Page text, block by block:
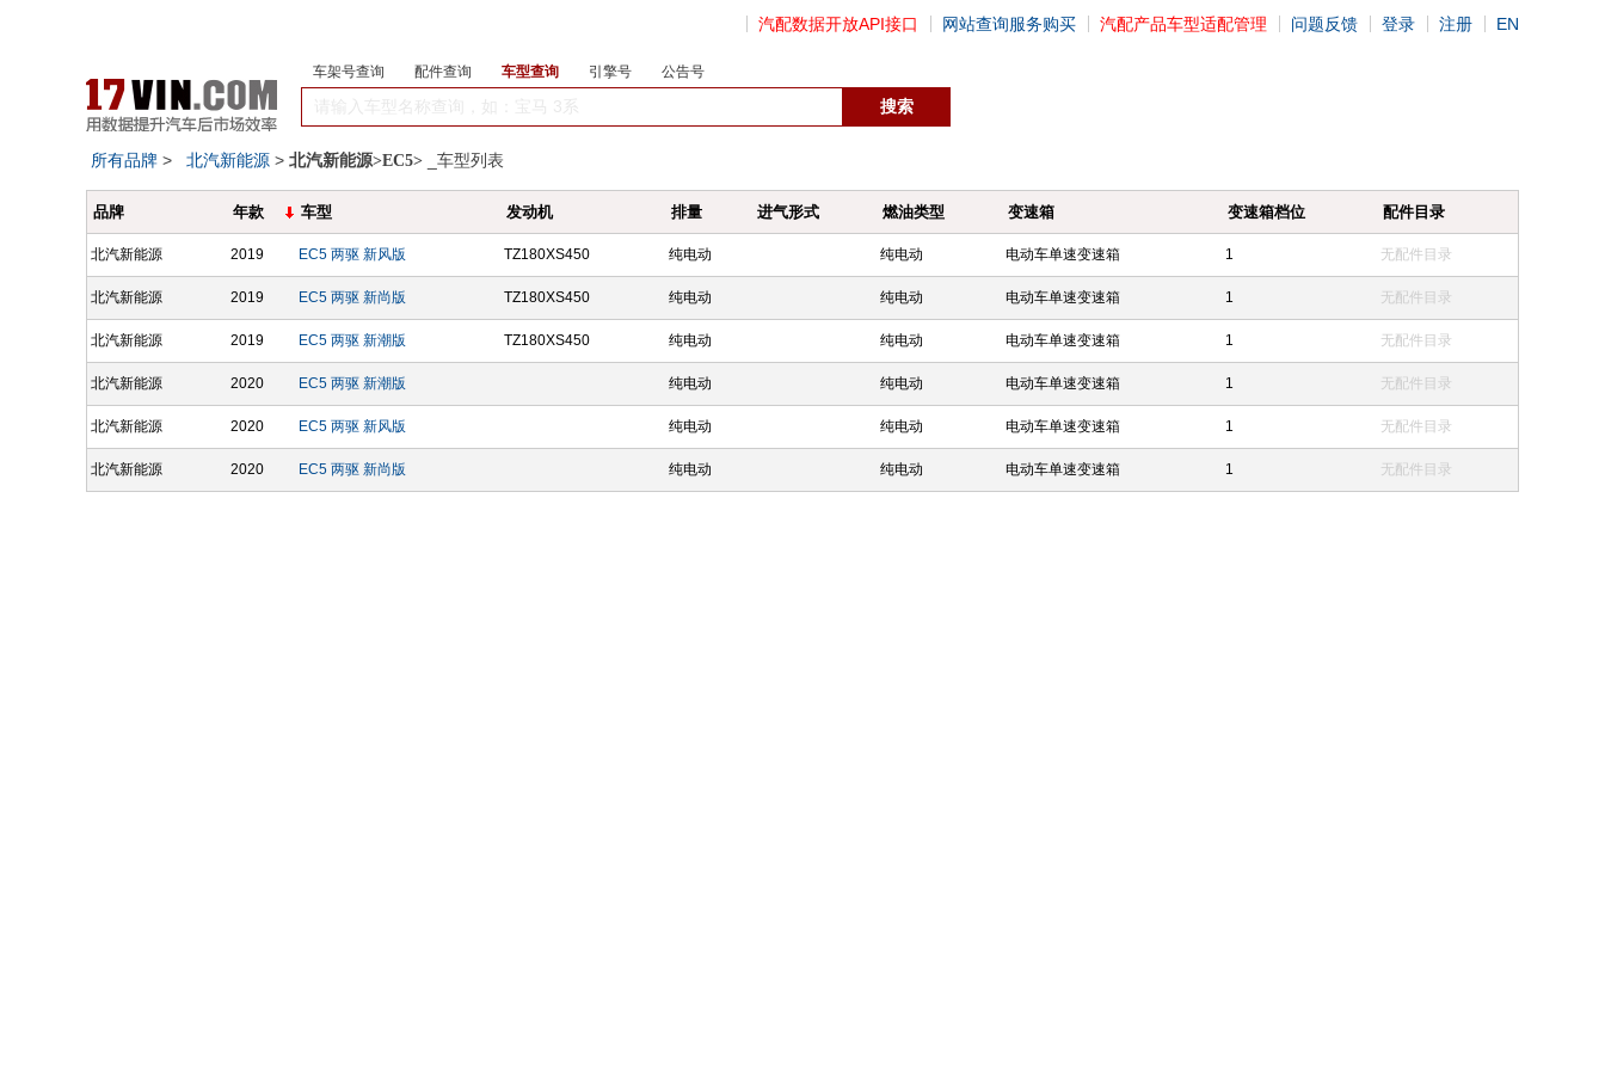
汽配数据开放API接口 网站查询服务购买 汽配产品车型适配管理 问题反馈 登录 注册 EN
车架号查询 配件查询 车型查询 引擎号 公告号
所有品牌 > 北汽新能源 > 北汽新能源>EC5> _车型列表
品牌 年款 车型 发动机 排量 进气形式 燃油类型 变速箱 变速箱档位 配件目录
北汽新能源 2019 EC5 两驱 新风版 TZ180XS450 纯电动 纯电动 电动车单速变速箱 1 无配件目录
北汽新能源 2019 EC5 两驱 新尚版 TZ180XS450 纯电动 纯电动 电动车单速变速箱 1 无配件目录
北汽新能源 2019 EC5 两驱 新潮版 TZ180XS450 纯电动 纯电动 电动车单速变速箱 1 无配件目录
北汽新能源 2020 EC5 两驱 新潮版 纯电动 纯电动 电动车单速变速箱 1 无配件目录
北汽新能源 2020 EC5 两驱 新风版 纯电动 纯电动 电动车单速变速箱 1 无配件目录
北汽新能源 2020 EC5 两驱 新尚版 纯电动 纯电动 电动车单速变速箱 1 无配件目录